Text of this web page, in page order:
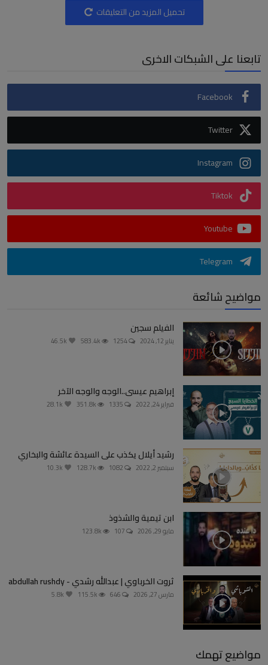
تحميل المزيد من التعليقات
تابعنا على الشبكات الاخرى
Facebook
Twitter
Instagram
Tiktok
Youtube
Telegram
مواضيح شائعة
الفيلم سجين
يناير 12, 2024
إبراهيم عيسى..الوجه والوجه الآخر
فبراير 24, 2022
رشيد أيلال يكذب على السيدة عائشة والبخاري
سبتمبر 2, 2022
ابن تيمية والشذوذ
مايو 29, 2026
ثروت الخرباوي | عبدالله رشدي - abdullah rushdy
مارس 27, 2026
مواضيع تهمك